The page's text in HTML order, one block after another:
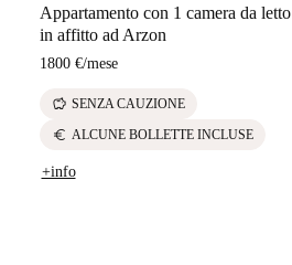
Appartamento con 1 camera da letto
in affitto ad Arzon
1800 €/mese
savings SENZA CAUZIONE
euro ALCUNE BOLLETTE INCLUSE
+info